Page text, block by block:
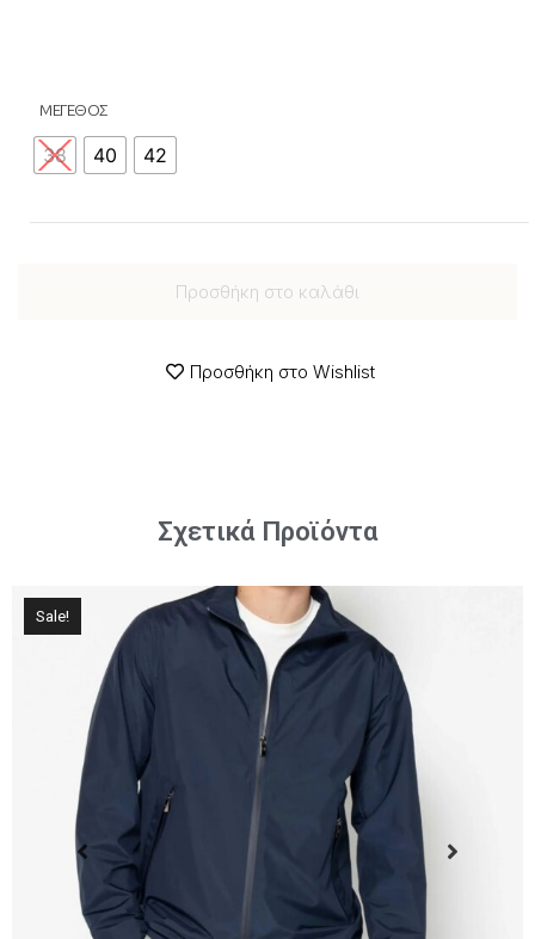
ΜΕΓΕΘΟΣ
38 40 42
Προσθήκη στο καλάθι
Προσθήκη στο Wishlist
Σχετικά Προϊόντα
Sale!